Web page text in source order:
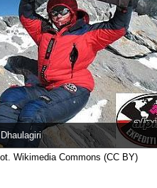
Wikimedia Commons (CC BY)